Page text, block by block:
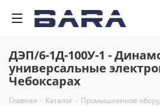
ДЭП/6-1Д-100У-1 -
универсальные
Чебоксарах
Главная - Каталог - Промышленное